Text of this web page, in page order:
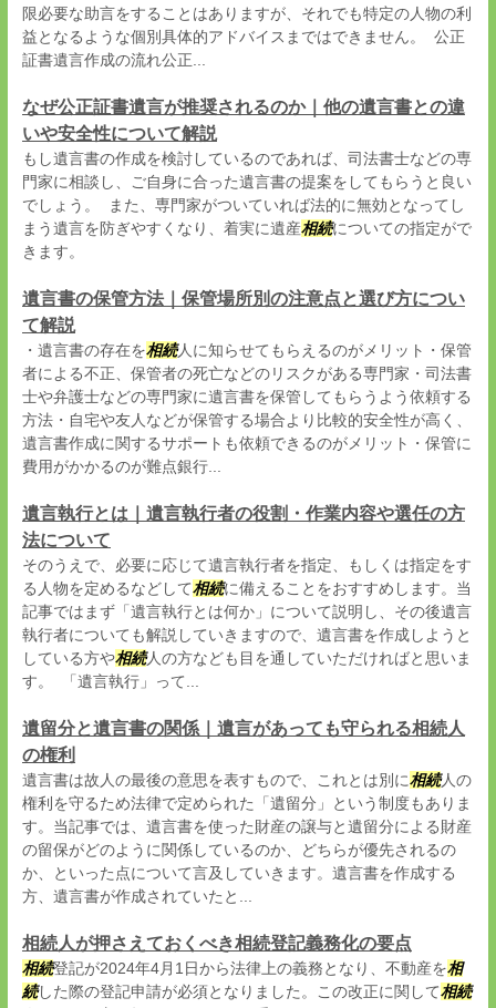
限必要な助言をすることはありますが、それでも特定の人物の利
益となるような個別具体的アドバイスまではできません。 公正
証書遺言作成の流れ公正...
なぜ公正証書遺言が推奨されるのか｜他の遺言書との違
いや安全性について解説
もし遺言書の作成を検討しているのであれば、司法書士などの専
門家に相談し、ご自身に合った遺言書の提案をしてもらうと良い
でしょう。 また、専門家がついていれば法的に無効となってし
まう遺言を防ぎやすくなり、着実に遺産相続についての指定がで
きます。
遺言書の保管方法｜保管場所別の注意点と選び方につい
て解説
・遺言書の存在を相続人に知らせてもらえるのがメリット・保管
者による不正、保管者の死亡などのリスクがある専門家・司法書
士や弁護士などの専門家に遺言書を保管してもらうよう依頼する
方法・自宅や友人などが保管する場合より比較的安全性が高く、
遺言書作成に関するサポートも依頼できるのがメリット・保管に
費用がかかるのが難点銀行...
遺言執行とは｜遺言執行者の役割・作業内容や選任の方
法について
そのうえで、必要に応じて遺言執行者を指定、もしくは指定をす
る人物を定めるなどして相続に備えることをおすすめします。当
記事ではまず「遺言執行とは何か」について説明し、その後遺言
執行者についても解説していきますので、遺言書を作成しようと
している方や相続人の方なども目を通していただければと思いま
す。 「遺言執行」って...
遺留分と遺言書の関係｜遺言があっても守られる相続人
の権利
遺言書は故人の最後の意思を表すもので、これとは別に相続人の
権利を守るため法律で定められた「遺留分」という制度もありま
す。当記事では、遺言書を使った財産の譲与と遺留分による財産
の留保がどのように関係しているのか、どちらが優先されるの
か、といった点について言及していきます。遺言書を作成する
方、遺言書が作成されていたと...
相続人が押さえておくべき相続登記義務化の要点
相続登記が2024年4月1日から法律上の義務となり、不動産を相
続した際の登記申請が必須となりました。この改正に関して相続